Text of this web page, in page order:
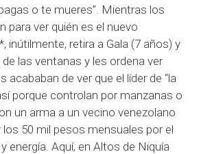
o te mueres”. Mientras los
para ver quién es el nuevo
inútilmente, retira a Gala (7 años) y
las ventanas y les ordena ver
acababan de ver que el líder de “la
porque controlan por manzanas o
un arma a un vecino venezolano
los 50 mil pesos mensuales por el
energía. Aquí, en Altos de Niquía